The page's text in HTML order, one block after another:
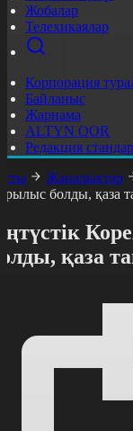
Жобалар
Телехикаялар
Корпорация
Байланыс
Жарнама
ALTYN QOR
Редакция
Жаңалықтар
болды, қаза
қаза